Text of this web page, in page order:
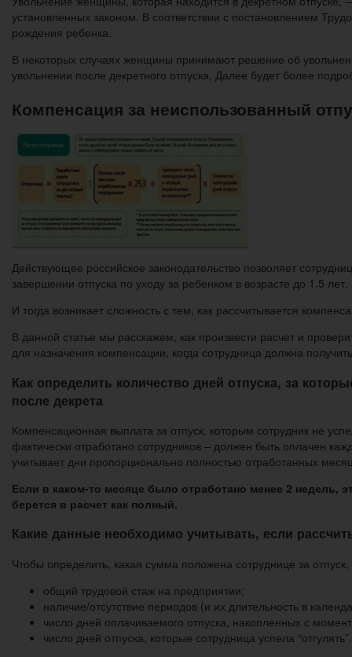
установленных законом. В соответствии с постановлением
рождения ребенка.
В некоторых случаях женщины принимают решение об
увольнении после декретного отпуска. Далее будет более
Компенсация за неиспользованный
Действующее российское законодательство позволяет
завершении отпуска по уходу за ребенком в возрасте до 1,5 лет.
И тогда возникает сложность с тем, как рассчитывается
В данной статье мы расскажем, как произвести расчет и
для назначения компенсации, когда сотрудница должна
Как определить количество дней отпуска, за
после декрета
Компенсационная выплата за отпуск, которым сотрудник не
фактически отработано сотрудников – должен быть оплачен
учитывает дни пропорционально полностью отработанных
Если в каком-то месяце было отработано менее 2 недель,
берется в расчет как полный.
Какие данные необходимо учитывать, если
Чтобы определить, какая сумма положена сотруднице за
общий трудовой стаж на предприятии;
наличие/отсутствие периодов (и их длительность в
число дней оплачиваемого отпуска, накопленных с
число дней отпуска, которые сотрудница успела “отгулять”.